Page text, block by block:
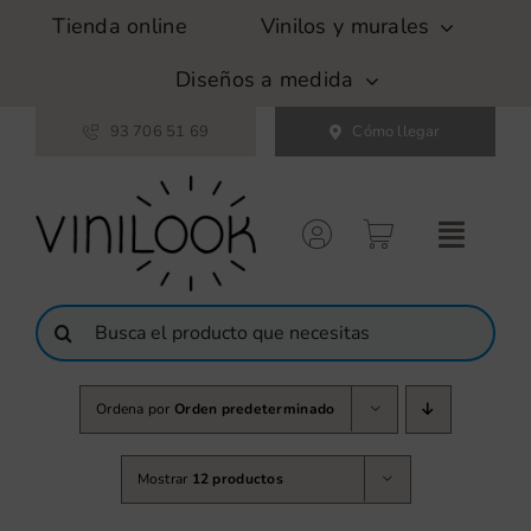
SaltarTienda online
Vinilos y murales
Diseños a medida
93 706 51 69 Cómo llegar
Buscar:
Ordena por Orden predeterminado
Mostrar 12 productos